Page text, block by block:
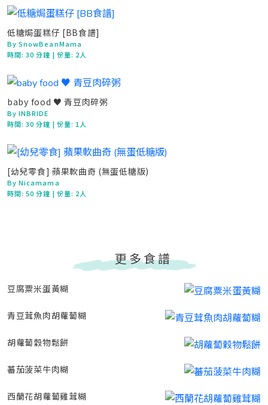
低糖焗蛋糕仔 [BB食譜]
By SnowBeanMama
時間:30 分鐘 | 份量: 2人
baby food ♥ 青豆肉碎粥
By INBRIDE
時間:30 分鐘 | 份量: 1人
[幼兒零食] 蘋果軟曲奇 (無蛋低糖版)
By Nicamama
時間:50 分鐘 | 份量: 2人
更多食譜
豆腐粟米蛋黃糊
青豆茸魚肉胡蘿蔔糊
胡蘿蔔穀物鬆餅
蕃茄菠菜牛肉糊
西蘭花胡蘿蔔雞茸糊